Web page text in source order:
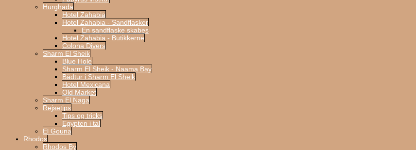
Hurghada
Hotel Zahabia
Hotel Zahabia - Sandflasker
En sandflaske skabes
Hotel Zahabia - Butikkerne
Colona Divers
Sharm El Sheik
Blue Hole
Sharm El Sheik - Naama Bay
Bådtur i Sharm El Sheik
Hotel Mexicana
Old Market
Sharm El Naga
Rejsetips
Tips og tricks
Egypten i tal
El Gouna
Rhodos
Rhodos By